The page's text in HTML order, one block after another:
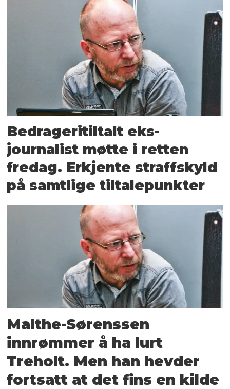
Bedrageritiltalt eks-
journalist møtte i retten
fredag. Erkjente straffskyld
på samtlige tiltalepunkter
Malthe-Sørenssen
innrømmer å ha lurt
Treholt. Men han hevder
fortsatt at det fins en kilde